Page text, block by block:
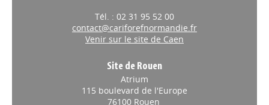
Tél. : 02 31 95 52 00
contact@cariforefnormandie.fr
Venir sur le site de Caen
Site de Rouen
Atrium
115 boulevard de l'Europe
76100 Rouen